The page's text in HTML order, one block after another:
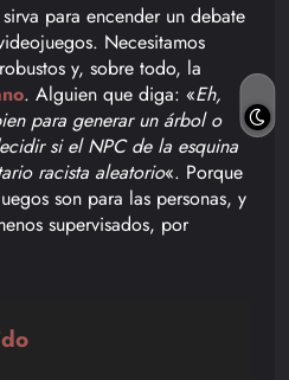
para encender un debate
Necesitamos
y, sobre todo, la
. Alguien que diga: «Eh,
para generar un árbol o
si el NPC de la esquina
racista aleatorio«. Porque
son para las personas, y
supervisados, por